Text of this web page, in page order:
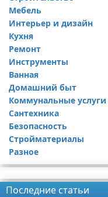
Мебель
Интерьер и дизайн
Дизайн дачи
Дизайн квартиры
Кухня
Посуда
Ремонт
Ремонт дачи
Ремонт квартиры
Инструменты
Ванная
Домашний быт
Коммунальные услуги
Сантехника
Безопасность
Стройматериалы
Разное
Последние статьи